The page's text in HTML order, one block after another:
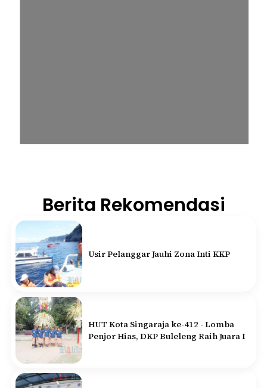
Berita Rekomendasi
Usir Pelanggar Jauhi Zona Inti KKP
HUT Kota Singaraja ke-412 - Lomba
Penjor Hias, DKP Buleleng Raih Juara I